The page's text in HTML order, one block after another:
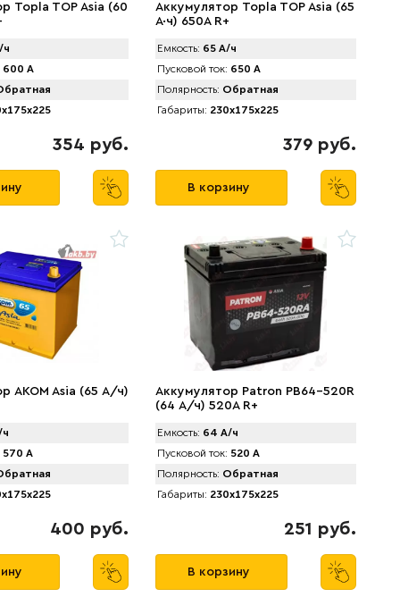
Topla TOP Asia (60
600 А
354 руб.
Аккумулятор Topla TOP Asia (65
А·ч) 650A R+
Емкость: 65 А/ч
Пусковой ток: 650 А
Полярность: Обратная
Габариты: 230x175x225
379 руб.
В корзину
AKOM Asia (65 А/ч)
570 А
400 руб.
Аккумулятор Patron PB64-520R
(64 А/ч) 520A R+
Емкость: 64 А/ч
Пусковой ток: 520 А
Полярность: Обратная
Габариты: 230x175x225
251 руб.
В корзину